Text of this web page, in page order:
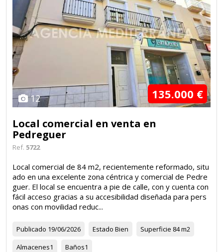
12 135.000 €
Local comercial en venta en
Pedreguer
Ref. 5722
Local comercial de 84 m2, recientemente reformado, situ
ado en una excelente zona céntrica y comercial de Pedre
guer. El local se encuentra a pie de calle, con y cuenta con
fácil acceso gracias a su accesibilidad diseñada para pers
onas con movilidad reduc...
Publicado 19/06/2026 Estado Bien Superficie 84 m2
Almacenes1 Baños1